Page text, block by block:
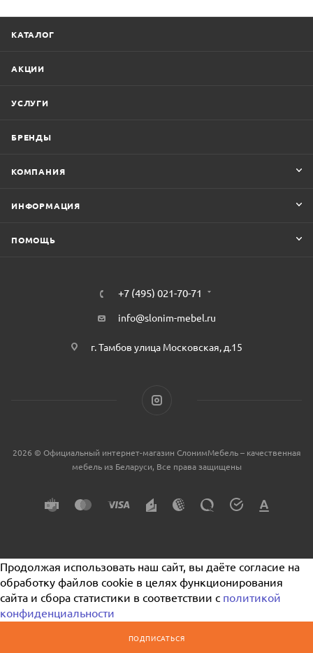
ПОДПИСАТЬСЯ
КАТАЛОГ
АКЦИИ
УСЛУГИ
БРЕНДЫ
КОМПАНИЯ
ИНФОРМАЦИЯ
ПОМОЩЬ
+7 (495) 021-70-71
info@slonim-mebel.ru
г. Тамбов улица Московская, д.15
2026 © Официальный интернет-магазин СлонимМебель – качественная
мебель из Беларуси, Все права защищены
Продолжая использовать наш сайт, вы даёте согласие на
обработку файлов cookie в целях функционирования
сайта и сбора статистики в соответствии с политикой
конфиденциальности